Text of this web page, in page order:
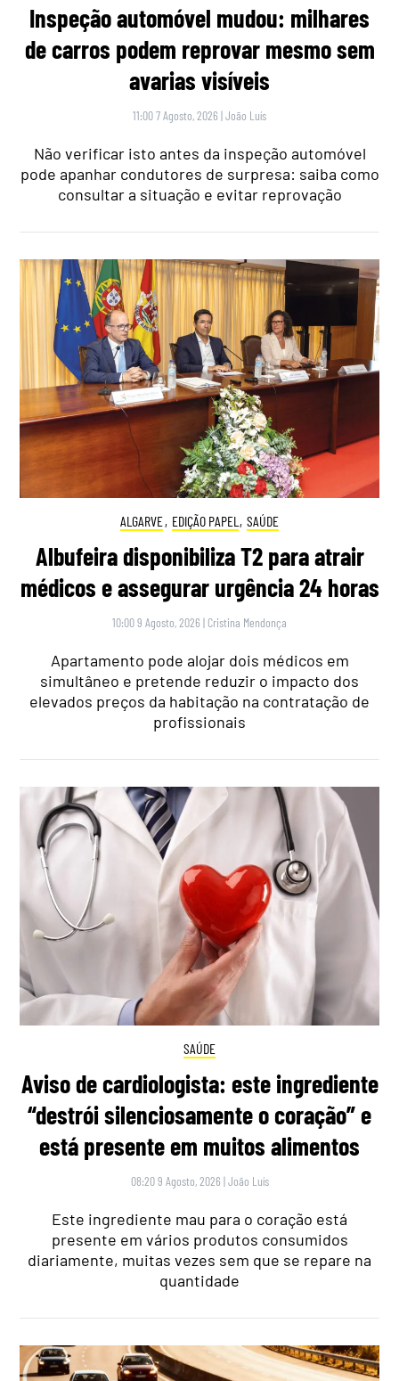
Inspeção automóvel mudou: milhares
de carros podem reprovar mesmo sem
avarias visíveis
11:00 7 Agosto, 2026 |João Luís
Não verificar isto antes da inspeção automóvel
pode apanhar condutores de surpresa: saiba como
consultar a situação e evitar reprovação
ALGARVE, EDIÇÃO PAPEL , SAÚDE
Albufeira disponibiliza T2 para atrair
médicos e assegurar urgência 24 horas
10:00 9 Agosto, 2026 | Cristina Mendonça
Apartamento pode alojar dois médicos em
simultâneo e pretende reduzir o impacto dos
elevados preços da habitação na contratação de
profissionais
SAÚDE
Aviso de cardiologista: este ingrediente
“destrói silenciosamente o coração” e
está presente em muitos alimentos
08:20 9 Agosto, 2026 |João Luís
Este ingrediente mau para o coração está
presente em vários produtos consumidos
diariamente, muitas vezes sem que se repare na
quantidade